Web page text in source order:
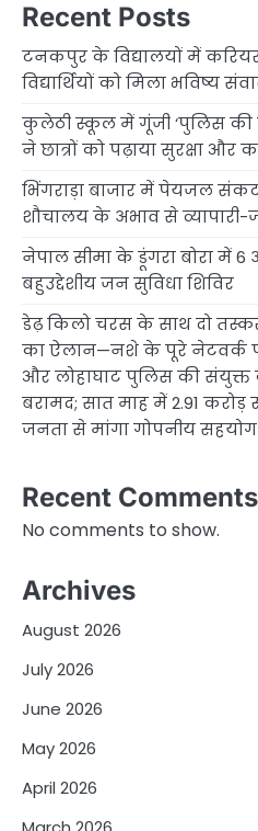
Recent Posts
टनकपुर के विद्यालयों में
विद्यार्थियों को मिला भविष्य
कुलेठी स्कूल में गूंजी ‘पुलिस की
ने छात्रों को पढ़ाया सुरक्षा और
भिंगराड़ा बाजार में पेयजल
शौचालय के अभाव से
नेपाल सीमा के डूंगरा बोरा में
बहुउद्देशीय जन सुविधा शिविर
डेढ़ किलो चरस के साथ दो
का ऐलान—नशे के पूरे नेटवर्क
और लोहाघाट पुलिस की संयुक्त
बरामद; सात माह में 2.91
जनता से मांगा गोपनीय सहयोग
Recent Comments
No comments to show.
Archives
August 2026
July 2026
June 2026
May 2026
April 2026